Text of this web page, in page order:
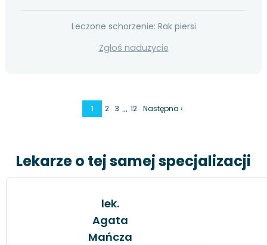
Leczone schorzenie: Rak piersi
Zgłoś nadużycie
1 2 3 … 12 Następna ›
Lekarze o tej samej specjalizacji
lek.
Agata
Mańcza